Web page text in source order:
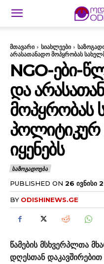
მთავარი სიახლეები
არასათანადო მოპყრობას
NGO-ᲔᲑᲘ-
ᲓᲐ
ᲛᲝᲞᲧᲠᲝᲑᲐᲡ
ᲞᲝᲚᲘᲢᲘᲙᲣᲠ
ᲘᲧᲔᲜᲔᲑᲡ
ᲡᲐᲖᲝᲒᲐᲓᲝᲔᲑᲐ
PUBLISHED ON 26 ᲘᲕᲜᲘᲡᲘ
BY ODISHINEWS.GE
წამების მსხვერპლთა
დღესთან